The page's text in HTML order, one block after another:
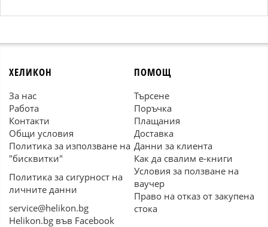
ХЕЛИКОН
За нас
Работа
Контакти
Общи условия
Политика за използване на
"бисквитки"
Политика за сигурност на
личните данни
service@helikon.bg
Helikon.bg във Facebook
ПОМОЩ
Търсене
Поръчка
Плащания
Доставка
Данни за клиента
Как да свалим е-книги
Условия за ползване на
ваучер
Право на отказ от закупена
стока